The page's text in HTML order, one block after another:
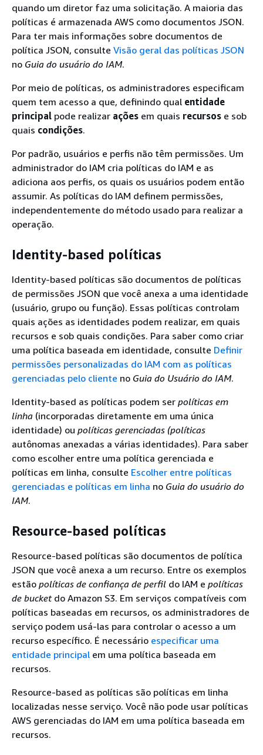
quando um diretor faz uma solicitação. A maioria das
políticas é armazenada AWS como documentos JSON.
Para ter mais informações sobre documentos de
política JSON, consulte Visão geral das políticas JSON
no Guia do usuário do IAM.
Por meio de políticas, os administradores especificam
quem tem acesso a que, definindo qual entidade
principal pode realizar ações em quais recursos e sob
quais condições.
Por padrão, usuários e perfis não têm permissões. Um
administrador do IAM cria políticas do IAM e as
adiciona aos perfis, os quais os usuários podem então
assumir. As políticas do IAM definem permissões,
independentemente do método usado para realizar a
operação.
Identity-based políticas
Identity-based políticas são documentos de políticas
de permissões JSON que você anexa a uma identidade
(usuário, grupo ou função). Essas políticas controlam
quais ações as identidades podem realizar, em quais
recursos e sob quais condições. Para saber como criar
uma política baseada em identidade, consulte Definir
permissões personalizadas do IAM com as políticas
gerenciadas pelo cliente no Guia do Usuário do IAM.
Identity-based as políticas podem ser políticas em
linha (incorporadas diretamente em uma única
identidade) ou políticas gerenciadas (políticas
autônomas anexadas a várias identidades). Para saber
como escolher entre uma política gerenciada e
políticas em linha, consulte Escolher entre políticas
gerenciadas e políticas em linha no Guia do usuário do
IAM.
Resource-based políticas
Resource-based políticas são documentos de política
JSON que você anexa a um recurso. Entre os exemplos
estão políticas de confiança de perfil do IAM e políticas
de bucketdo Amazon S3. Em serviços compatíveis com
políticas baseadas em recursos, os administradores de
serviço podem usá-las para controlar o acesso a um
recurso específico. É necessário especificar uma
entidade principal em uma política baseada em
recursos.
Resource-based as políticas são políticas em linha
localizadas nesse serviço. Você não pode usar políticas
AWS gerenciadas do IAM em uma política baseada em
recursos.